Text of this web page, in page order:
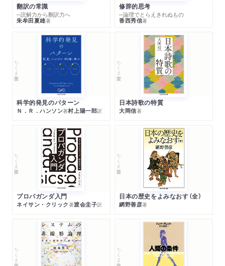
翻訳の常識
─読解力から翻訳力へ
朱牟田夏雄著
修辞的思考
─論理でとらえきれぬもの
香西秀信著
ちくま学芸文庫
科学的発見のパターン
Ｎ．Ｒ．ハンソン著村上陽一郎訳
ちくま学芸文庫
日本詩歌の特質
大岡信著
ちくま学芸文庫
プロパガンダ入門
ネイサン・クリック著渡会圭子訳
ちくま学芸文庫
日本の歴史をよみなおす（全）
網野善彦著
ちくま学芸文庫 ちくま学芸文庫